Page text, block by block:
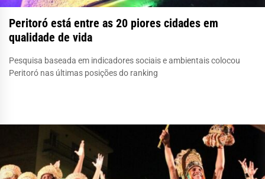
Peritoró está entre as 20 piores cidades em
qualidade de vida
Pesquisa baseada em indicadores sociais e ambientais colocou
Peritoró nas últimas posições do ranking